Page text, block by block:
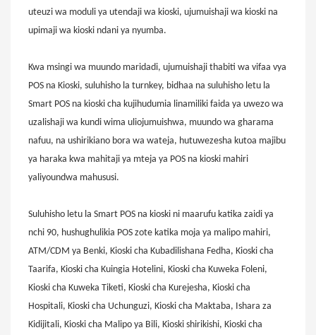
uteuzi wa moduli ya utendaji wa kioski, ujumuishaji wa kioski na
upimaji wa kioski ndani ya nyumba.
Kwa msingi wa muundo maridadi, ujumuishaji thabiti wa vifaa vya
POS na Kioski, suluhisho la turnkey, bidhaa na suluhisho letu la
Smart POS na kioski cha kujihudumia linamiliki faida ya uwezo wa
uzalishaji wa kundi wima uliojumuishwa, muundo wa gharama
nafuu, na ushirikiano bora wa wateja, hutuwezesha kutoa majibu
ya haraka kwa mahitaji ya mteja ya POS na kioski mahiri
yaliyoundwa mahususi.
Suluhisho letu la Smart POS na kioski ni maarufu katika zaidi ya
nchi 90, hushughulikia POS zote katika moja ya malipo mahiri,
ATM/CDM ya Benki, Kioski cha Kubadilishana Fedha, Kioski cha
Taarifa, Kioski cha Kuingia Hotelini, Kioski cha Kuweka Foleni,
Kioski cha Kuweka Tiketi, Kioski cha Kurejesha, Kioski cha
Hospitali, Kioski cha Uchunguzi, Kioski cha Maktaba, Ishara za
Kidijitali, Kioski cha Malipo ya Bili, Kioski shirikishi, Kioski cha